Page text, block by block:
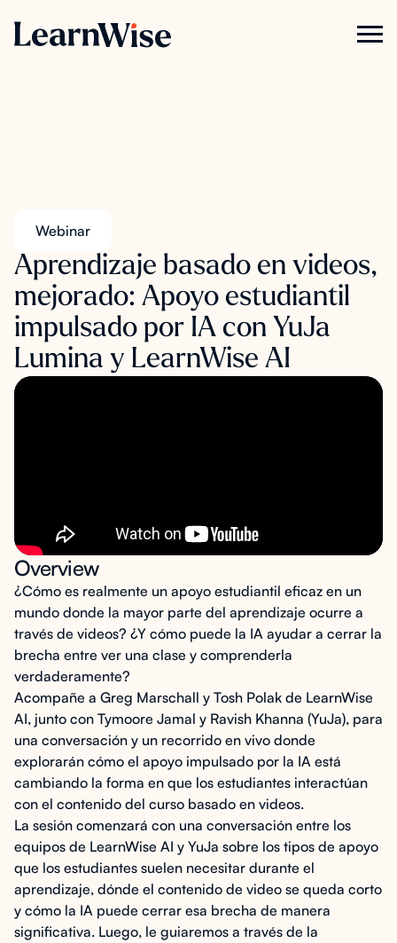
Webinar
Aprendizaje basado en videos,
mejorado: Apoyo estudiantil
impulsado por IA con YuJa
Lumina y LearnWise AI
Overview
¿Cómo es realmente un apoyo estudiantil eficaz en un
mundo donde la mayor parte del aprendizaje ocurre a
través de videos? ¿Y cómo puede la IA ayudar a cerrar la
brecha entre ver una clase y comprenderla
verdaderamente?
Acompañe a Greg Marschall y Tosh Polak de LearnWise
AI, junto con Tymoore Jamal y Ravish Khanna (YuJa), para
una conversación y un recorrido en vivo donde
explorarán cómo el apoyo impulsado por la IA está
cambiando la forma en que los estudiantes interactúan
con el contenido del curso basado en videos.
La sesión comenzará con una conversación entre los
equipos de LearnWise AI y YuJa sobre los tipos de apoyo
que los estudiantes suelen necesitar durante el
aprendizaje, dónde el contenido de video se queda corto
y cómo la IA puede cerrar esa brecha de manera
significativa. Luego, le guiaremos a través de la